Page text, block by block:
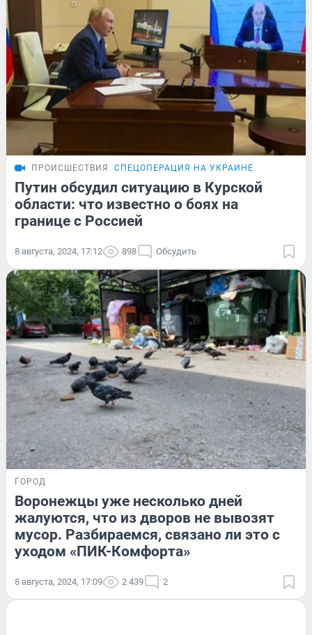
ПРОИСШЕСТВИЯ СПЕЦОПЕРАЦИЯ НА УКРАИНЕ
Путин обсудил ситуацию в Курской
области: что известно о боях на
границе с Россией
8 августа, 2024, 17:12 898 Обсудить
ГОРОД
Воронежцы уже несколько дней
жалуются, что из дворов не вывозят
мусор. Разбираемся, связано ли это с
уходом «ПИК-Комфорта»
8 августа, 2024, 17:09 2 439 2